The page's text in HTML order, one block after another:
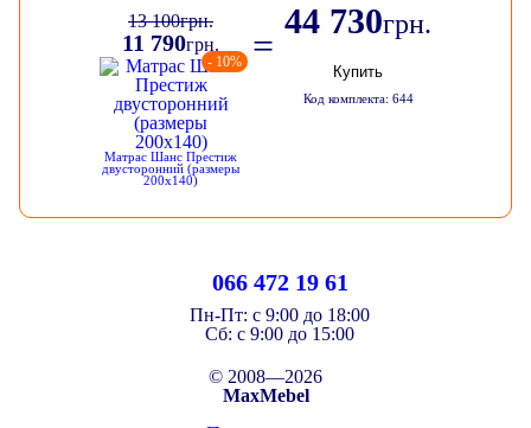
13 100грн.
11 790грн.
- 10%
Матрас Шанс Престиж
двусторонний (размеры
200х140)
=
44 730грн.
Купить
Код комплекта: 644
066 472 19 61
Пн-Пт: с 9:00 до 18:00
Cб: с 9:00 до 15:00
© 2008—2026
MaxMebel